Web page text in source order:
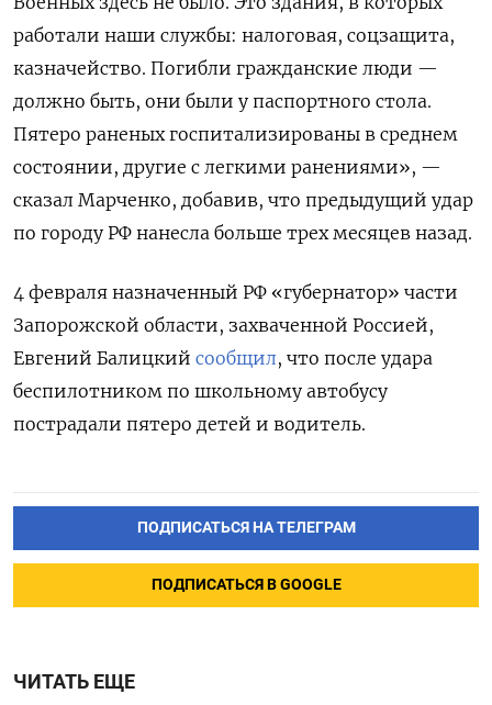
работали наши службы: налоговая, соцзащита,
казначейство. Погибли гражданские люди —
должно быть, они были у паспортного стола.
Пятеро раненых госпитализированы в среднем
состоянии, другие с легкими ранениями», —
сказал Марченко, добавив, что предыдущий удар
по городу РФ нанесла больше трех месяцев назад.
4 февраля назначенный РФ «губернатор» части
Запорожской области, захваченной Россией,
Евгений Балицкий сообщил, что после удара
беспилотником по школьному автобусу
пострадали пятеро детей и водитель.
ПОДПИСАТЬСЯ НА ТЕЛЕГРАМ
ПОДПИСАТЬСЯ В GOOGLE
ЧИТАТЬ ЕЩЕ